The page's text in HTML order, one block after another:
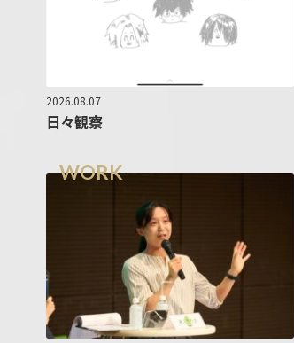
2026.08.07
日々観察
WORK